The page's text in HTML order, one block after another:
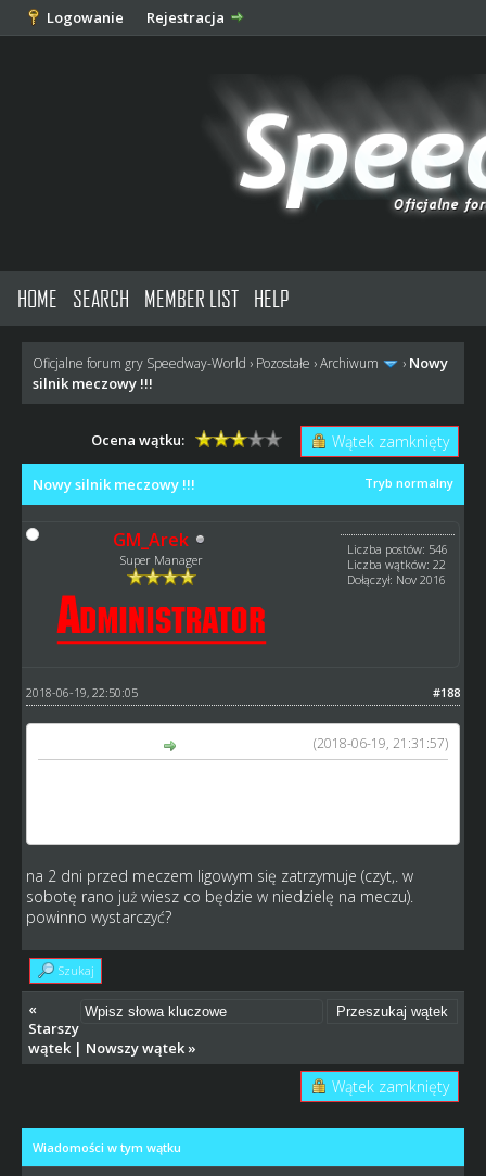
Logowanie Rejestracja
HOME SEARCH MEMBER LIST HELP
Oficjalne forum gry Speedway-World › Pozostałe ›Archiwum › Nowy
silnik meczowy !!!
Wątek zamknięty
Ocena wątku:
Tryb normalny
Nowy silnik meczowy !!!
GM_Arek
Super Manager
Liczba postów: 546
Liczba wątków: 22
Dołączył: Nov 2016
#188
2018-06-19, 22:50:05
(2018-06-19, 21:31:57)
na 2 dni przed meczem ligowym się zatrzymuje (czyt,. w
sobotę rano już wiesz co będzie w niedzielę na meczu).
powinno wystarczyć?
Szukaj
«
Starszy
wątek| Nowszy wątek»
Wątek zamknięty
Wiadomości w tym wątku